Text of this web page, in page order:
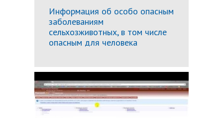
Информация об особо опасным
заболеваниям
сельхозживотных, в том числе
опасным для человека